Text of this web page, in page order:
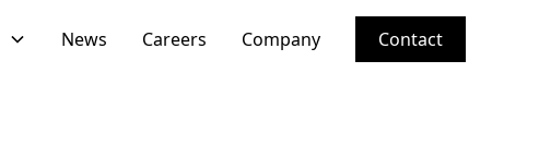
News Careers Company Contact